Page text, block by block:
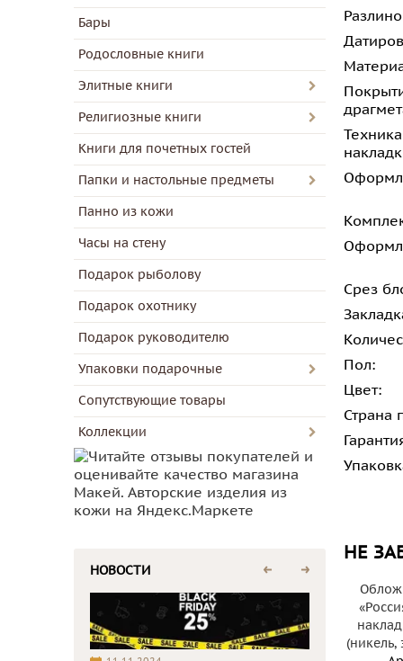
Бары
Родословные книги
Элитные книги
Религиозные книги
Книги для почетных гостей
Папки и настольные предметы
Панно из кожи
Часы на стену
Подарок рыболову
Подарок охотнику
Подарок руководителю
Упаковки подарочные
Сопутствующие товары
Коллекции
НОВОСТИ
Срез
Пол:
Цвет:
Страна
НЕ
(никель,